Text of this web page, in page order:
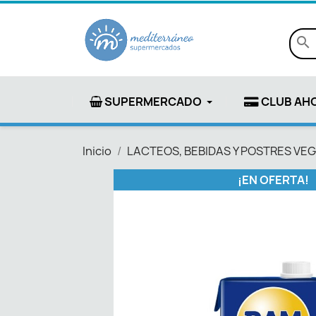
search
SUPERMERCADO CLUB
Inicio
LACTEOS, BEBIDAS Y POSTRES
¡EN OFERTA!